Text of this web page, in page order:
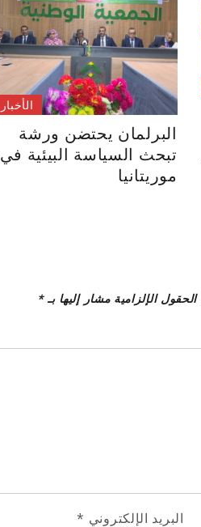
الأخبار
البرلمان يحتضن ورشة
تبحث السياسة البيئية في
موريتانيا
الحقول الإلزامية مشار إليها بـ*
البريد الإلكتروني *